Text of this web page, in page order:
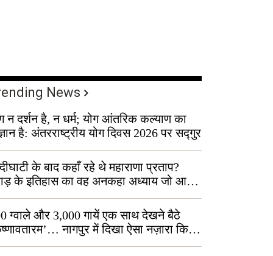
News
न दर्शन है, न धर्म; योग आंतरिक कल्याण का
है: अंतरराष्ट्रीय योग दिवस 2026 पर सद्गुर
के बाद कहाँ रहे थे महाराणा प्रताप?
के इतिहास का वह अनकहा अध्याय जो आज
में जीवित है
ग्वाले और 3,000 गायें एक साथ देखने बैठे
नागपुर में दिखा ऐसा नज़ारा कि
बोले, “ऐसा तो सिर्फ़ कृष्ण ही कर सकते हैं”